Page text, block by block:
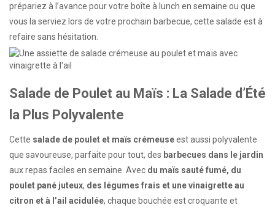
prépariez à l’avance pour votre boîte à lunch en semaine ou que
vous la serviez lors de votre prochain barbecue, cette salade est à
refaire sans hésitation.
Salade de Poulet au Maïs : La Salade d’Été
la Plus Polyvalente
Cette salade de poulet et maïs crémeuseest aussi polyvalente
que savoureuse, parfaite pour tout, des barbecues dans le jardin
aux repas faciles en semaine. Avec du maïs sauté fumé, du
poulet pané juteux, des légumes frais et une vinaigrette au
citron et à l’ail acidulée, chaque bouchée est croquante et